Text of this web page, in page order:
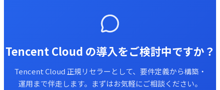
Tencent Cloud の導入をご検討中ですか？
Tencent Cloud 正規リセラーとして、要件定義から構築・
運用まで伴走します。まずはお気軽にご相談ください。